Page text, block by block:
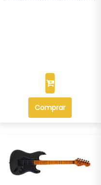
Comprar